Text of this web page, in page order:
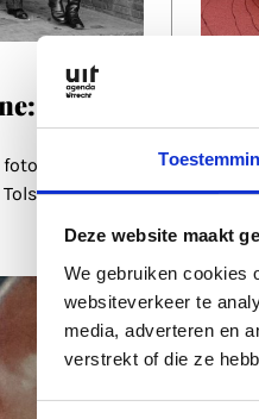
Deze website maakt
We gebruiken cookies
websiteverkeer te
media, adverteren en
verstrekt of die ze
1949 -
uit Het